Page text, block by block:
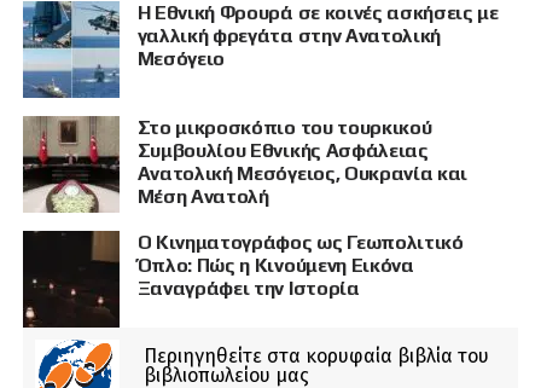
Η Εθνική Φρουρά σε κοινές ασκήσεις με
γαλλική φρεγάτα στην Ανατολική
Μεσόγειο
Στο μικροσκόπιο του τουρκικού
Συμβουλίου Εθνικής Ασφάλειας
Ανατολική Μεσόγειος, Ουκρανία και
Μέση Ανατολή
Ο Κινηματογράφος ως Γεωπολιτικό
Όπλο: Πώς η Κινούμενη Εικόνα
Ξαναγράφει την Ιστορία
Περιηγηθείτε στα κορυφαία βιβλία του
βιβλιοπωλείου μας